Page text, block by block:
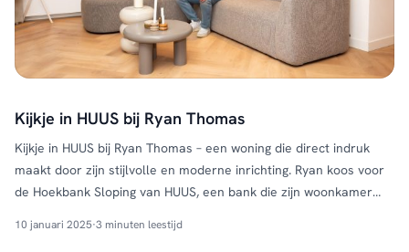
Kijkje in HUUS bij Ryan Thomas
Kijkje in HUUS bij Ryan Thomas – een woning die direct indruk
maakt door zijn stijlvolle en moderne inrichting. Ryan koos voor
de Hoekbank Sloping van HUUS, een bank die zijn woonkamer
biedt. Het strakke ontwerp en de royale zitting maken deze bank
10 januari 2025·3 minuten leestijd